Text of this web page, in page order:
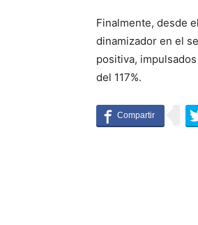
Finalmente, desde
dinamizador en el
positiva,
del 117%.